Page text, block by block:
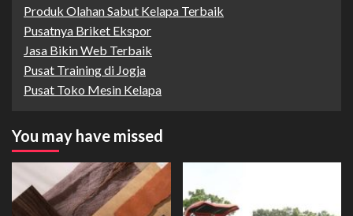
Produk Olahan Sabut Kelapa Terbaik
Pusatnya Briket Ekspor
Jasa Bikin Web Terbaik
Pusat Training di Jogja
Pusat Toko Mesin Kelapa
You may have missed